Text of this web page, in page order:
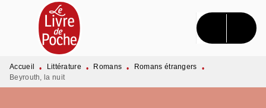
MENU RECHERCHE CONTENU
PIED DE PAGE
Accueil • Littérature • Romans • Romans étrangers
•
Beyrouth, la nuit